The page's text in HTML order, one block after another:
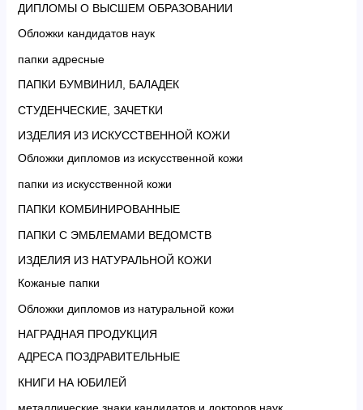
ДИПЛОМЫ О ВЫСШЕМ ОБРАЗОВАНИИ
Обложки кандидатов наук
папки адресные
ПАПКИ БУМВИНИЛ, БАЛАДЕК
СТУДЕНЧЕСКИЕ, ЗАЧЕТКИ
ИЗДЕЛИЯ ИЗ ИСКУССТВЕННОЙ КОЖИ
Обложки дипломов из искусственной кожи
папки из искусственной кожи
ПАПКИ КОМБИНИРОВАННЫЕ
ПАПКИ С ЭМБЛЕМАМИ ВЕДОМСТВ
ИЗДЕЛИЯ ИЗ НАТУРАЛЬНОЙ КОЖИ
Кожаные папки
Обложки дипломов из натуральной кожи
НАГРАДНАЯ ПРОДУКЦИЯ
АДРЕСА ПОЗДРАВИТЕЛЬНЫЕ
КНИГИ НА ЮБИЛЕЙ